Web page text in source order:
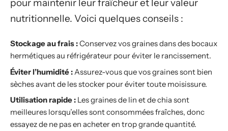
pour maintenir leur fraîcheur et leur valeur
nutritionnelle. Voici quelques conseils :
Stockage au frais :Conservez vos graines dans des bocaux
hermétiques au réfrigérateur pour éviter le rancissement.
Éviter l’humidité :Assurez-vous que vos graines sont bien
sèches avant de les stocker pour éviter toute moisissure.
Utilisation rapide : Les graines de lin et de chia sont
meilleures lorsqu’elles sont consommées fraîches, donc
essayez de ne pas en acheter en trop grande quantité.